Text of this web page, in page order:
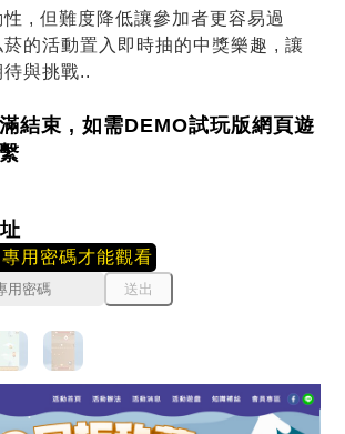
, 但難度降低讓參加者更容易過
的活動置入即時抽的中獎樂趣 , 讓
與挑戰..
結束 , 如需DEMO試玩版網頁遊
用密碼才能觀看
送出